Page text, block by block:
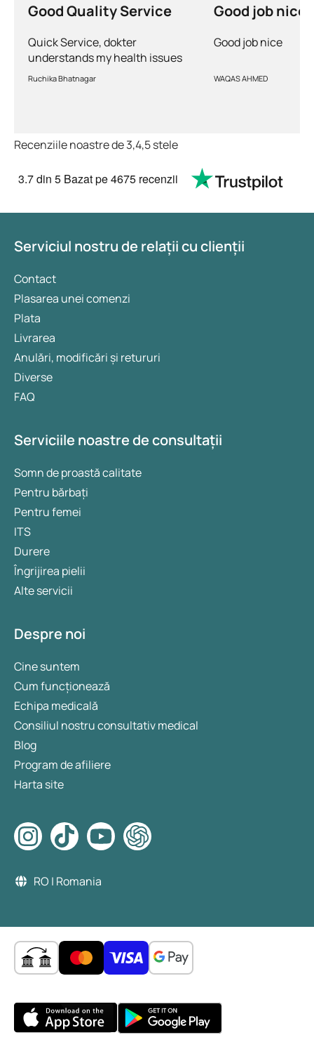
Good Quality Service
Quick Service, dokter
understands my health issues
and good diagnosis
Ruchika Bhatnagar
Good job nice
Good job nice
WAQAS AHMED
Recenziile noastre de 3,4,5 stele
3.7din 5 Bazat pe4675 recenzii
Serviciul nostru de relații cu clienții
Contact
Plasarea unei comenzi
Plata
Livrarea
Anulări, modificări și retururi
Diverse
FAQ
Serviciile noastre de consultații
Somn de proastă calitate
Pentru bărbați
Pentru femei
ITS
Durere
Îngrijirea pielii
Alte servicii
Despre noi
Cine suntem
Cum funcționează
Echipa medicală
Consiliul nostru consultativ medical
Blog
Program de afiliere
Harta site
RO | Romania